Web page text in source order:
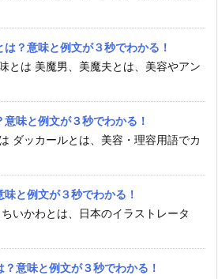
は？意味と例文が３秒でわかる！
とは 美魔男、美魔夫とは、美容やアン
意味と例文が３秒でわかる！
ダッカールとは、美容・理容用語でカ
味と例文が３秒でわかる！
いかわとは、日本のイラストレータ
？意味と例文が３秒でわかる！